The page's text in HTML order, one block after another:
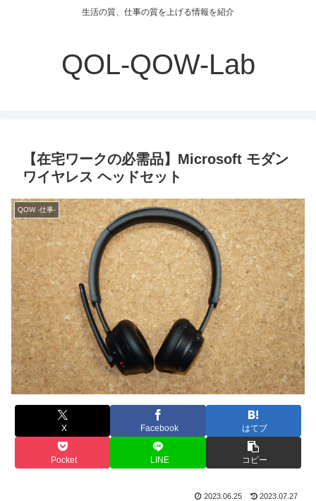
生活の質、仕事の質を上げる情報を紹介
QOL-QOW-Lab
【在宅ワークの必需品】Microsoft モダン
ワイヤレス ヘッドセット
QOW -仕事-
X Facebook はてブ
Pocket LINE コピー
2023.06.25 2023.07.27